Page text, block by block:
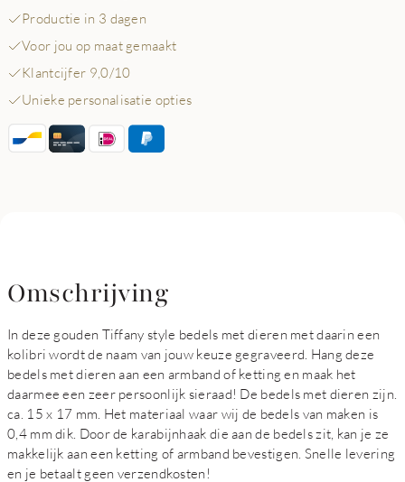
Productie in 3 dagen
Voor jou op maat gemaakt
Klantcijfer 9,0/10
Unieke personalisatie opties
Omschrijving
In deze gouden Tiffany style bedels met dieren met daarin een
kolibri wordt de naam van jouw keuze gegraveerd. Hang deze
bedels met dieren aan een armband of ketting en maak het
daarmee een zeer persoonlijk sieraad! De bedels met dieren zijn.
ca. 15 x 17 mm. Het materiaal waar wij de bedels van maken is
0,4 mm dik. Door de karabijnhaak die aan de bedels zit, kan je ze
makkelijk aan een ketting of armband bevestigen. Snelle levering
en je betaalt geen verzendkosten!